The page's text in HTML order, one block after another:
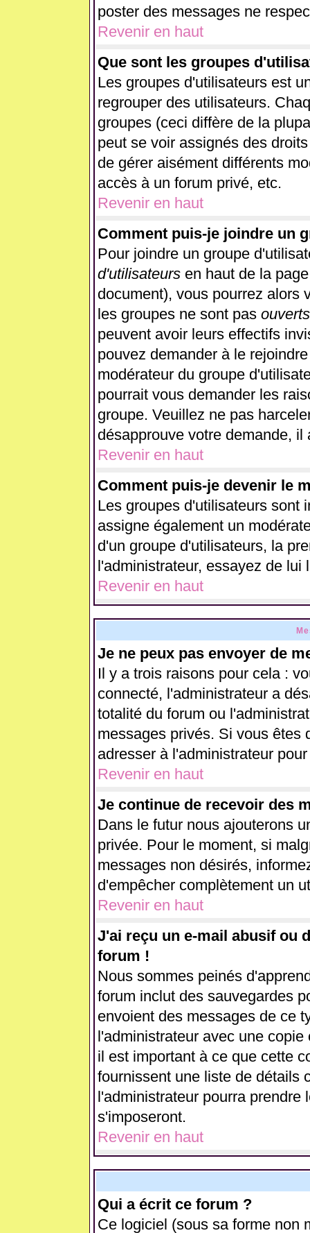
poster des messages ne
Revenir en haut
Que sont les groupes
Les groupes d'utilisateurs est
regrouper des utilisateurs.
groupes (ceci diffère de la
peut se voir assignés des
de gérer aisément différents
accès à un forum privé, etc.
Revenir en haut
Comment puis-je joindre un
Pour joindre un groupe
d'utilisateursen haut de la
document), vous pourrez alors
les groupes ne sont pas ouverts
peuvent avoir leurs effectifs
pouvez demander à le
modérateur du groupe
pourrait vous demander les
groupe. Veuillez ne pas
désapprouve votre demande, il
Revenir en haut
Comment puis-je devenir le
Les groupes d'utilisateurs sont
assigne également un
d'un groupe d'utilisateurs, la
l'administrateur, essayez de lui
Revenir en haut
Je ne peux pas envoyer de
Il y a trois raisons pour cela :
connecté, l'administrateur a
totalité du forum ou
messages privés. Si vous êtes
adresser à l'administrateur
Revenir en haut
Je continue de recevoir des
Dans le futur nous ajouterons
privée. Pour le moment, si
messages non désirés,
d'empêcher complètement un
Revenir en haut
J'ai reçu un e-mail abusif ou
forum !
Nous sommes peinés
forum inclut des sauvegardes
envoient des messages de ce
l'administrateur avec une
il est important à ce que cette
fournissent une liste de détails
l'administrateur pourra prendre
s'imposeront.
Revenir en haut
Qui a écrit ce forum ?
Ce logiciel (sous sa forme non